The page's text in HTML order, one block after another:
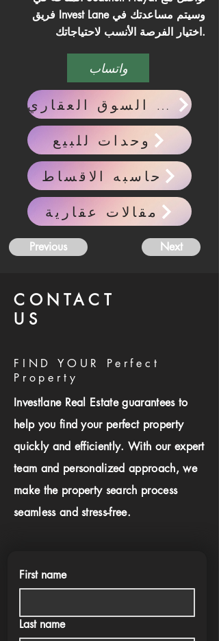
فريق Invest Lane وسيتم مساعدتك في
اختيار الفرصة الأنسب لاحتياجاتك.
واتساب
احدث اخبار السوق العقاري
وحدات للبيع
حاسبه الاقساط
مقالات عقارية
Previous Next
CONTACT
US
FIND YOUR Perfect
Property
Investlane Real Estate guarantees to
help you find your perfect property
quickly and efficiently. With our expert
team and personalized approach, we
make the property search process
seamless and stress-free.
First name
Last name